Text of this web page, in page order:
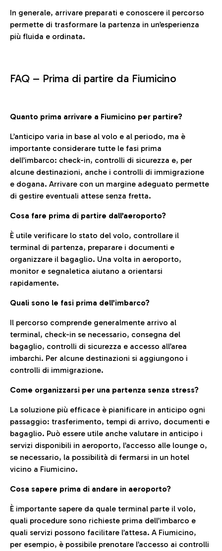
In generale, arrivare preparati e conoscere il percorso
permette di trasformare la partenza in un’esperienza
più fluida e ordinata.
FAQ – Prima di partire da Fiumicino
Quanto prima arrivare a Fiumicino per partire?
L’anticipo varia in base al volo e al periodo, ma è
importante considerare tutte le fasi prima
dell’imbarco: check-in, controlli di sicurezza e, per
alcune destinazioni, anche i controlli di immigrazione
e dogana. Arrivare con un margine adeguato permette
di gestire eventuali attese senza fretta.
Cosa fare prima di partire dall’aeroporto?
È utile verificare lo stato del volo, controllare il
terminal di partenza, preparare i documenti e
organizzare il bagaglio. Una volta in aeroporto,
monitor e segnaletica aiutano a orientarsi
rapidamente.
Quali sono le fasi prima dell’imbarco?
Il percorso comprende generalmente arrivo al
terminal, check-in se necessario, consegna del
bagaglio, controlli di sicurezza e accesso all’area
imbarchi. Per alcune destinazioni si aggiungono i
controlli di immigrazione.
Come organizzarsi per una partenza senza stress?
La soluzione più efficace è pianificare in anticipo ogni
passaggio: trasferimento, tempi di arrivo, documenti e
bagaglio. Può essere utile anche valutare in anticipo i
servizi disponibili in aeroporto, l’accesso alle lounge o,
se necessario, la possibilità di fermarsi in un hotel
vicino a Fiumicino.
Cosa sapere prima di andare in aeroporto?
È importante sapere da quale terminal parte il volo,
quali procedure sono richieste prima dell’imbarco e
quali servizi possono facilitare l’attesa. A Fiumicino,
per esempio, è possibile prenotare l’accesso ai controlli